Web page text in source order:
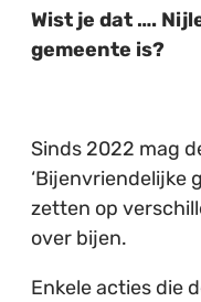
Wist je dat ….
gemeente is?
Sinds 2022 mag
‘Bijenvriendelijke
zetten op
over bijen.
Enkele acties die